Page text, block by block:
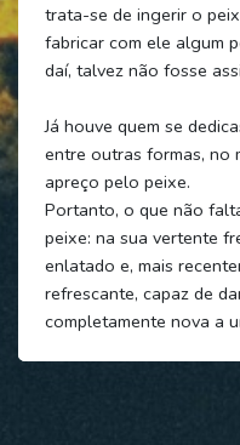
trata-se de ingerir o
fabricar com ele algum
daí, talvez não fosse
Já houve quem se
entre outras formas, no
apreço pelo peixe.
Portanto, o que não
peixe: na sua vertente
enlatado e, mais
refrescante, capaz de
completamente nova a